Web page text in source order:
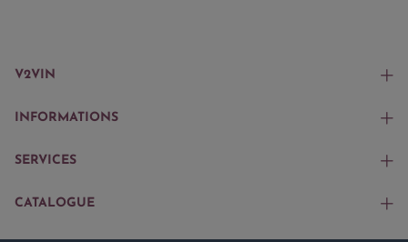
V2VIN
INFORMATIONS
SERVICES
CATALOGUE